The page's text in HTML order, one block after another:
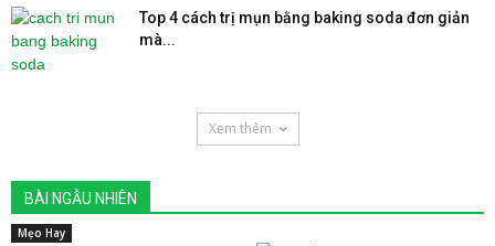
Top 4 cách trị mụn bằng baking soda đơn giản
mà...
Xem thêm
BÀI NGẪU NHIÊN
Mẹo Hay